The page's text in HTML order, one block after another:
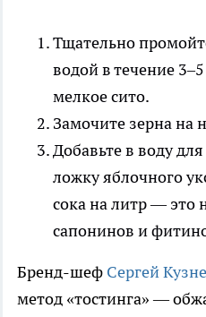
Тщательно
водой в течение
мелкое сито.
Замочите зерна на
Добавьте в воду
ложку яблочного
сока на литр — это
сапонинов и
Бренд-шеф Сергей
метод «тостинга» —